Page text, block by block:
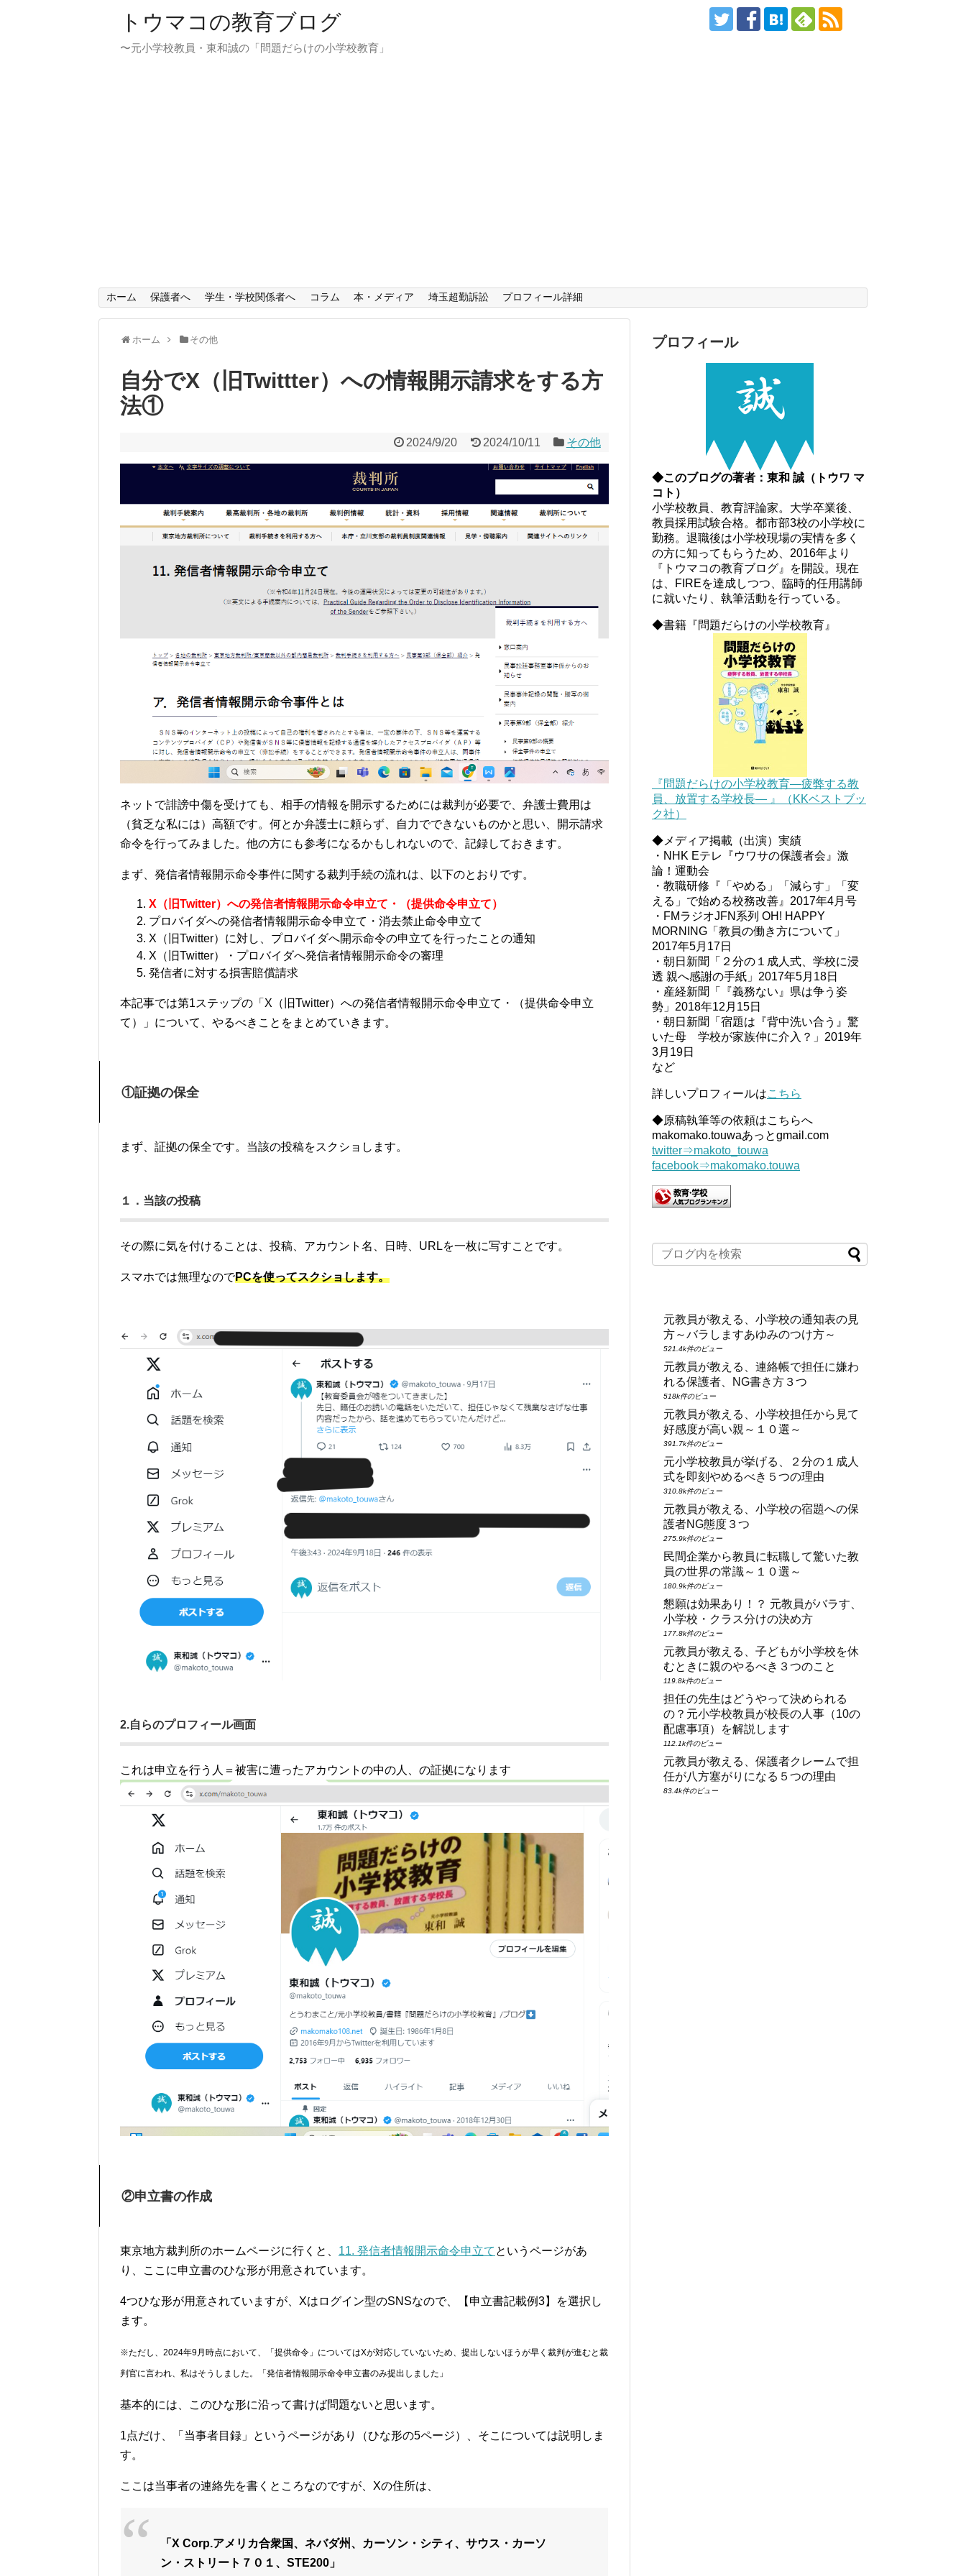
トウマコの教育ブログ
〜元小学校教員・東和誠の「問題だらけの小学校教育」
ホーム 保護者へ 学生・学校関係者へ コラム 本・メディア 埼玉超勤訴訟 プロフィール詳細
ホーム その他
自分でX（旧Twittter）への情報開示請求をする方
法①
2024/9/20 2024/10/11 その他
ネットで誹謗中傷を受けても、相手の情報を開示するためには裁判が必要で、弁護士費用は
（貧乏な私には）高額です。何とか弁護士に頼らず、自力でできないものかと思い、開示請求
命令を行ってみました。他の方にも参考になるかもしれないので、記録しておきます。
まず、発信者情報開示命令事件に関する裁判手続の流れは、以下のとおりです。
X（旧Twitter）への発信者情報開示命令申立て・（提供命令申立て）
プロバイダへの発信者情報開示命令申立て・消去禁止命令申立て
X（旧Twitter）に対し、プロバイダへ開示命令の申立てを行ったことの通知
X（旧Twitter）・プロバイダへ発信者情報開示命令の審理
発信者に対する損害賠償請求
本記事では第1ステップの「X（旧Twitter）への発信者情報開示命令申立て・（提供命令申立
て）」について、やるべきことをまとめていきます。
①証拠の保全
まず、証拠の保全です。当該の投稿をスクショします。
１．当該の投稿
その際に気を付けることは、投稿、アカウント名、日時、URLを一枚に写すことです。
スマホでは無理なのでPCを使ってスクショします。
2.自らのプロフィール画面
これは申立を行う人＝被害に遭ったアカウントの中の人、の証拠になります
②申立書の作成
東京地方裁判所のホームページに行くと、 11. 発信者情報開示命令申立て というページがあ
り、ここに申立書のひな形が用意されています。
4つひな形が用意されていますが、Xはログイン型のSNSなので、【申立書記載例3】を選択し
ます。
※ただし、2024年9月時点において、「提供命令」についてはXが対応していないため、提出しないほうが早く裁判が進むと裁
判官に言われ、私はそうしました。「発信者情報開示命令申立書のみ提出しました」
基本的には、このひな形に沿って書けば問題ないと思います。
1点だけ、「当事者目録」というページがあり（ひな形の5ページ）、そこについては説明しま
す。
ここは当事者の連絡先を書くところなのですが、Xの住所は、
「X Corp.アメリカ合衆国、ネバダ州、カーソン・シティ、サウス・カーソ
ン・ストリート７０１、STE200」
プロフィール
◆このブログの著者：東和 誠（トウワ マ
コト）
小学校教員、教育評論家。大学卒業後、
教員採用試験合格。都市部3校の小学校に
勤務。退職後は小学校現場の実情を多く
の方に知ってもらうため、2016年より
『トウマコの教育ブログ』を開設。現在
は、FIREを達成しつつ、臨時的任用講師
に就いたり、執筆活動を行っている。
◆書籍『問題だらけの小学校教育』
『問題だらけの小学校教育―疲弊する教
員、放置する学校長― 』（KKベストブッ
ク社）
◆メディア掲載（出演）実績
・NHK Eテレ『ウワサの保護者会』激
論！運動会
・教職研修『「やめる」「減らす」「変
える」で始める校務改善』2017年4月号
・FMラジオJFN系列 OH! HAPPY
MORNING「教員の働き方について」
2017年5月17日
・朝日新聞「２分の１成人式、学校に浸
透 親へ感謝の手紙」2017年5月18日
・産経新聞「『義務ない』県は争う姿
勢」2018年12月15日
・朝日新聞「宿題は『背中洗い合う』驚
いた母 学校が家族仲に介入？」2019年
3月19日
など
詳しいプロフィールはこちら
◆原稿執筆等の依頼はこちらへ
makomako.touwaあっとgmail.com
twitter⇒makoto_touwa
facebook⇒makomako.touwa
元教員が教える、小学校の通知表の見
方～バラしますあゆみのつけ方～
521.4k件のビュー
元教員が教える、連絡帳で担任に嫌わ
れる保護者、NG書き方３つ
518k件のビュー
元教員が教える、小学校担任から見て
好感度が高い親～１０選～
391.7k件のビュー
元小学校教員が挙げる、２分の１成人
式を即刻やめるべき５つの理由
310.8k件のビュー
元教員が教える、小学校の宿題への保
護者NG態度３つ
275.9k件のビュー
民間企業から教員に転職して驚いた教
員の世界の常識～１０選～
180.9k件のビュー
懇願は効果あり！？ 元教員がバラす、
小学校・クラス分けの決め方
177.8k件のビュー
元教員が教える、子どもが小学校を休
むときに親のやるべき３つのこと
119.8k件のビュー
担任の先生はどうやって決められる
の？元小学校教員が校長の人事（10の
配慮事項）を解説します
112.1k件のビュー
元教員が教える、保護者クレームで担
任が八方塞がりになる５つの理由
83.4k件のビュー